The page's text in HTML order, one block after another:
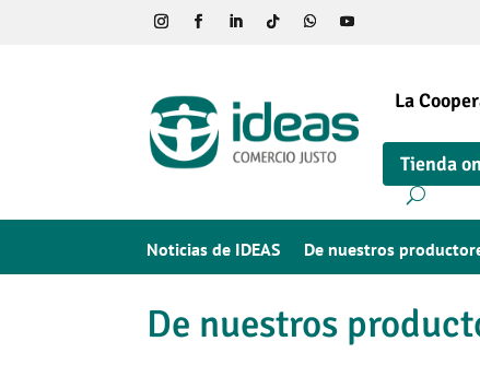
La
Tienda
Noticias de IDEAS De nuestros
De nuestros